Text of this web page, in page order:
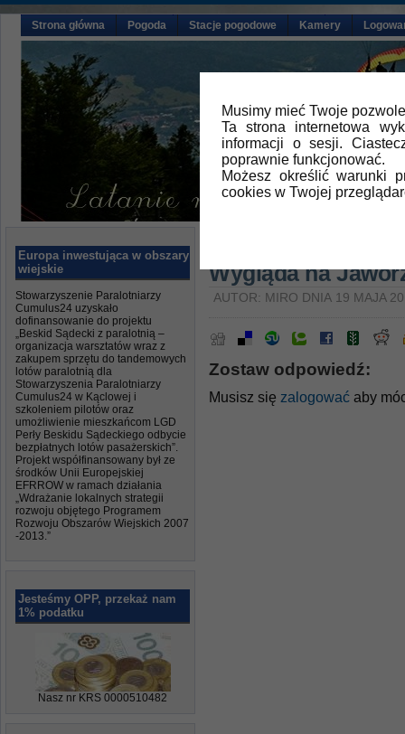
Musimy mieć Twoje
Ta strona internetowa
informacji o sesji.
poprawnie funkcjonować.
Możesz określić warunki
cookies w Twojej
Strona główna Pogoda Stacje pogodowe Kamery
Europa inwestująca w obszary
wiejskie
Stowarzyszenie Paralotniarzy
Cumulus24 uzyskało
dofinansowanie do projektu
„Beskid Sądecki z paralotnią –
organizacja warsztatów wraz z
zakupem sprzętu do tandemowych
lotów paralotnią dla
Stowarzyszenia Paralotniarzy
Cumulus24 w Kąclowej i
szkoleniem pilotów oraz
umożliwienie mieszkańcom LGD
Perły Beskidu Sądeckiego odbycie
bezpłatnych lotów pasażerskich”.
Projekt współfinansowany był ze
środków Unii Europejskiej
EFRROW w ramach działania
„Wdrażanie lokalnych strategii
rozwoju objętego Programem
Rozwoju Obszarów Wiejskich 2007
-2013.”
Jesteśmy OPP, przekaż nam
1% podatku
Nasz nr KRS 0000510482
Wygląda na
AUTOR: MIRO DNIA 19 MAJA
Zostaw odpowiedź:
Musisz się zalogować aby